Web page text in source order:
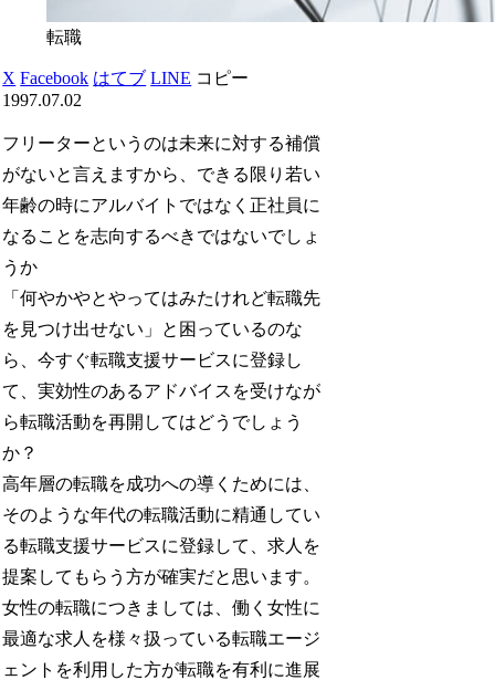
転職
X Facebook はてブ LINE コピー
1997.07.02
フリーターというのは未来に対する補償
がないと言えますから、できる限り若い
年齢の時にアルバイトではなく正社員に
なることを志向するべきではないでしょ
うか
「何やかやとやってはみたけれど転職先
を見つけ出せない」と困っているのな
ら、今すぐ転職支援サービスに登録し
て、実効性のあるアドバイスを受けなが
ら転職活動を再開してはどうでしょう
か？
高年層の転職を成功への導くためには、
そのような年代の転職活動に精通してい
る転職支援サービスに登録して、求人を
提案してもらう方が確実だと思います。
女性の転職につきましては、働く女性に
最適な求人を様々扱っている転職エージ
ェントを利用した方が転職を有利に進展